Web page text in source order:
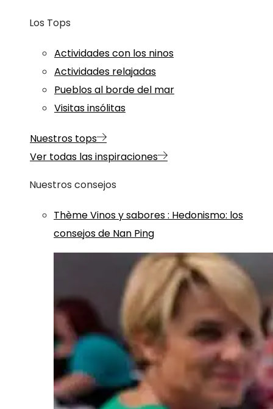
Los Tops
Actividades con los ninos
Actividades relajadas
Pueblos al borde del mar
Visitas insólitas
Nuestros tops
Ver todas las inspiraciones
Nuestros consejos
ThèmeVinos y sabores: Hedonismo: los
consejos de Nan Ping